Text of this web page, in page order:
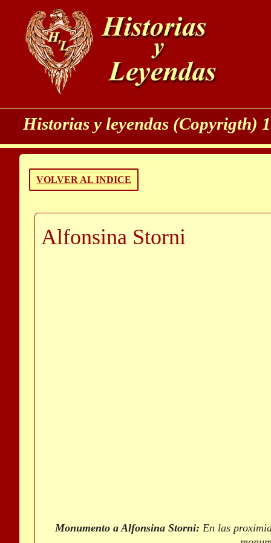
Historias y leyendas (Copyrigth)
VOLVER AL INDICE
Alfonsina Storni
Monumento a Alfonsina Storni: En las